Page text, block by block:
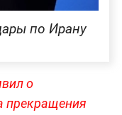
по Ирану
о
прекращения